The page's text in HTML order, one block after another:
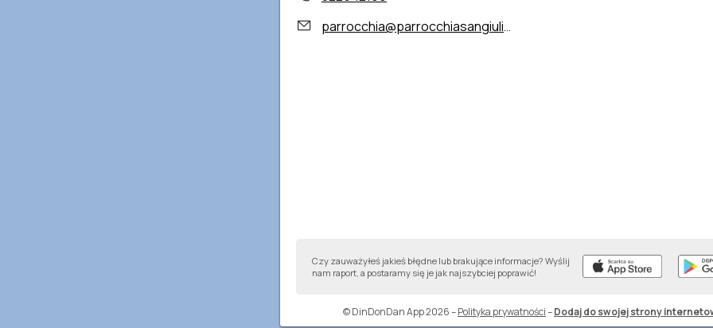
parrocchia@parrocchiasangiuliano.it
Czy zauważyłeś jakieś błędne lub brakujące informacje? Wyślij
nam raport, a postaramy się je jak najszybciej poprawić!
© DinDonDan App 2026–Polityka prywatności–Dodaj do swojej strony